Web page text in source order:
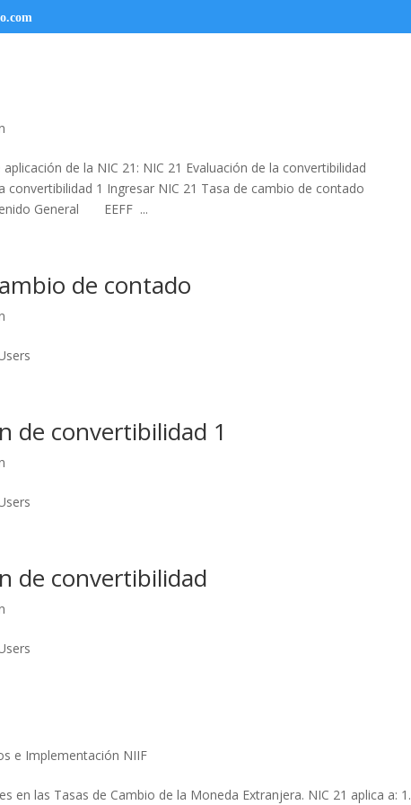
de la NIC 21: NIC 21 Evaluación de la convertibilidad
convertibilidad 1 Ingresar NIC 21 Tasa de cambio de contado
General EEFF ...
de contado
de convertibilidad 1
de convertibilidad
e Implementación NIIF
en las Tasas de Cambio de la Moneda Extranjera. NIC 21 aplica a: 1.